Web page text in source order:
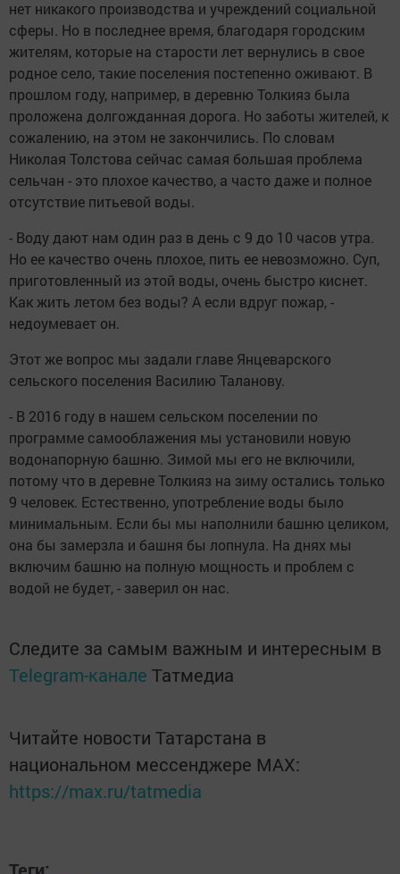
нет никакого производства и учреждений социальной
сферы. Но в последнее время, благодаря городским
жителям, которые на старости лет вернулись в свое
родное село, такие поселения постепенно оживают. В
прошлом году, например, в деревню Толкияз была
проложена долгожданная дорога. Но заботы жителей, к
сожалению, на этом не закончились. По словам
Николая Толстова сейчас самая большая проблема
сельчан - это плохое качество, а часто даже и полное
отсутствие питьевой воды.
- Воду дают нам один раз в день с 9 до 10 часов утра.
Но ее качество очень плохое, пить ее невозможно. Суп,
приготовленный из этой воды, очень быстро киснет.
Как жить летом без воды? А если вдруг пожар, -
недоумевает он.
Этот же вопрос мы задали главе Янцеварского
сельского поселения Василию Таланову.
- В 2016 году в нашем сельском поселении по
программе самооблажения мы установили новую
водонапорную башню. Зимой мы его не включили,
потому что в деревне Толкияз на зиму остались только
9 человек. Естественно, употребление воды было
минимальным. Если бы мы наполнили башню целиком,
она бы замерзла и башня бы лопнула. На днях мы
включим башню на полную мощность и проблем с
водой не будет, - заверил он нас.
Следите за самым важным и интересным в
Telegram-канале Татмедиа
Читайте новости Татарстана в
национальном мессенджере MАХ:
https://max.ru/tatmedia